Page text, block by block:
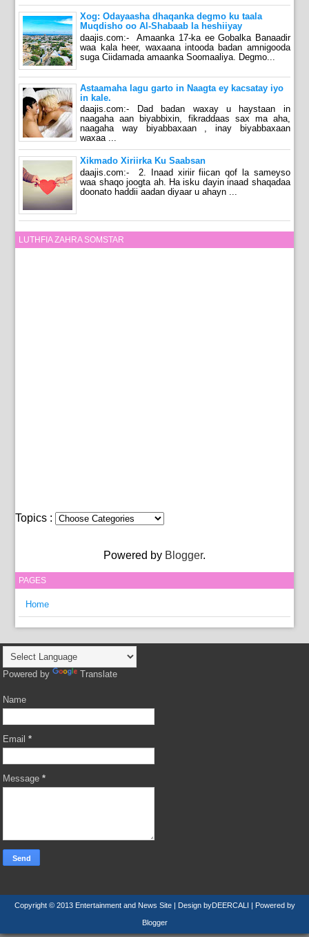
Xog: Odayaasha dhaqanka degmo ku taala
Muqdisho oo Al-Shabaab la heshiiyay
daajis.com:- Amaanka 17-ka ee Gobalka Banaadir
waa kala heer, waxaana intooda badan amnigooda
suga Ciidamada amaanka Soomaaliya. Degmo...
Astaamaha lagu garto in Naagta ey kacsatay iyo
in kale.
daajis.com:- Dad badan waxay u haystaan in
naagaha aan biyabbixin, fikraddaas sax ma aha,
naagaha way biyabbaxaan , inay biyabbaxaan
waxaa ...
Xikmado Xiriirka Ku Saabsan
daajis.com:- 2. Inaad xiriir fiican qof la sameyso
waa shaqo joogta ah. Ha isku dayin inaad shaqadaa
doonato haddii aadan diyaar u ahayn ...
LUTHFIA ZAHRA SOMSTAR
Topics :
Powered by Blogger.
PAGES
Home
Powered by Translate
Name
Email*
Message*
Copyright © 2013 Entertainment and News Site | Design byDEERCALI | Powered by
Blogger